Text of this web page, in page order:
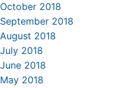
October 2018
September 2018
August 2018
July 2018
June 2018
May 2018